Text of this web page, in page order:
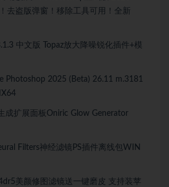
去盗版弹窗！移除工具可用！全新
中文版 Topaz放大降噪锐化插件+模
Photoshop 2025 (Beta) 26.11 m.3181
成扩展面板Oniric Glow Generator
Filters神经滤镜PS插件离线包WIN
美颜修图滤镜送一键磨皮 支持装苹